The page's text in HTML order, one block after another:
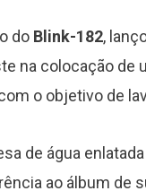
do Blink-182,
na colocação de
o objetivo de
de água
ao álbum de